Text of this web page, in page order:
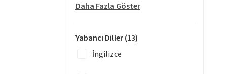
Daha Fazla Göster
Yabancı Diller (13)
İngilizce